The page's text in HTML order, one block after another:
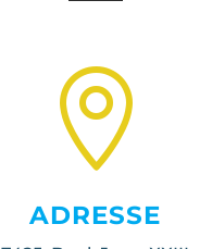

ADRESSE